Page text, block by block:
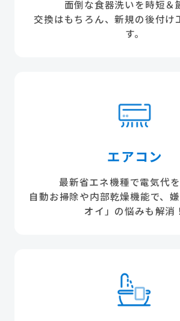
面倒な食器洗いを時短＆
交換はもちろん、新規の後付け
す。
エアコン
最新省エネ機種で電気代を
自動お掃除や内部乾燥機能で、
オイ」の悩みも解消！